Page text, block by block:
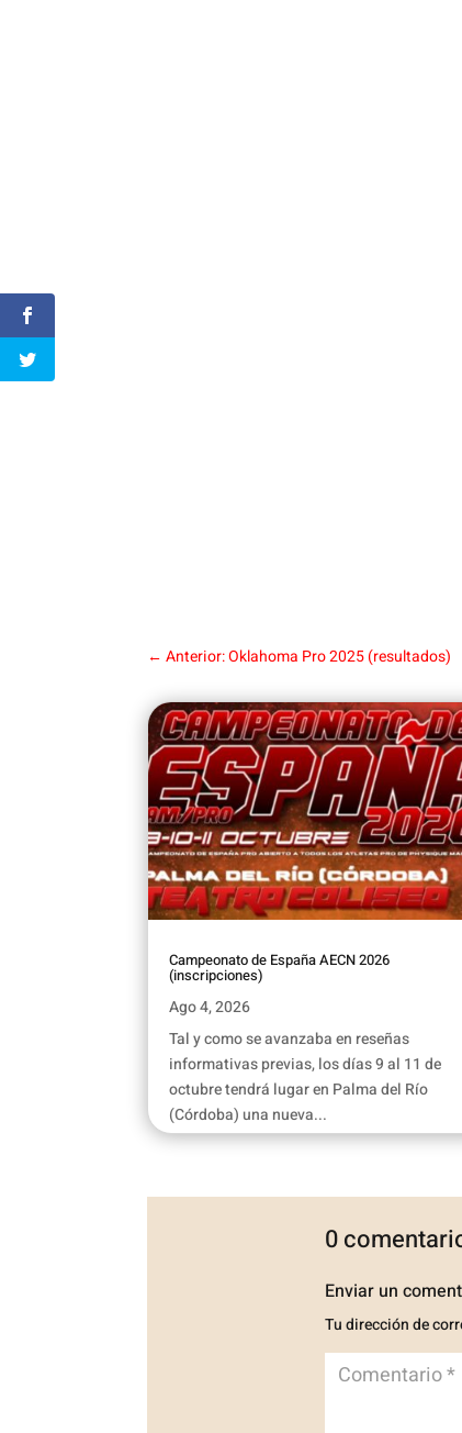
←Anterior: Oklahoma Pro 2025 (resultados)
Campeonato de España AECN 2026
(inscripciones)
Ago 4, 2026
Tal y como se avanzaba en reseñas
informativas previas, los días 9 al 11 de
octubre tendrá lugar en Palma del Río
(Córdoba) una nueva...
0
Enviar un
Tu dirección de